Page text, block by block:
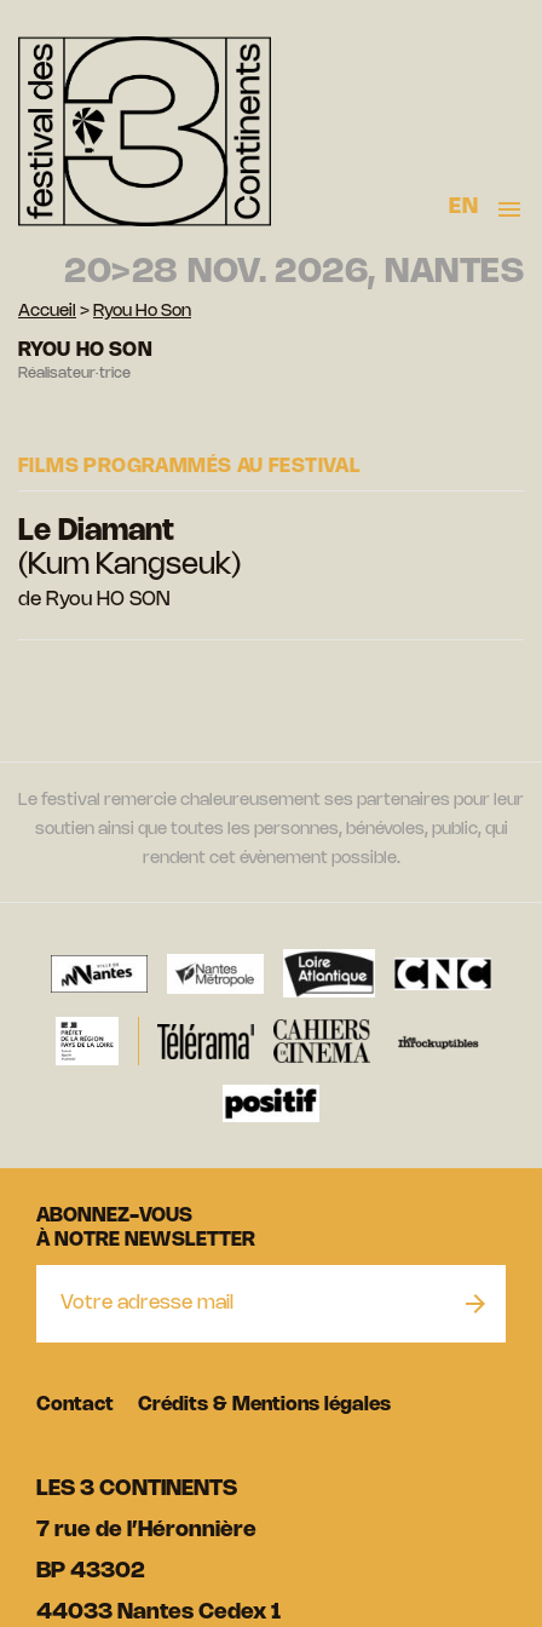
EN
20>28 NOV. 2026, NANTES
Accueil > Ryou Ho Son
RYOU HO SON
Réalisateur·trice
FILMS PROGRAMMÉS AU FESTIVAL
Le Diamant
(Kum Kangseuk)
de Ryou HO SON
Le festival remercie chaleureusement ses partenaires pour leur
soutien ainsi que toutes les personnes, bénévoles, public, qui
rendent cet évènement possible.
LES 3 CONTINENTS
7 rue de l’Héronnière
BP 43302
44033 Nantes Cedex 1
ABONNEZ-VOUS
À NOTRE NEWSLETTER
Contact Crédits & Mentions légales